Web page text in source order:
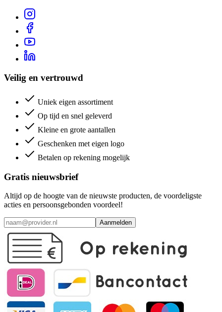
Veilig en vertrouwd
Uniek eigen assortiment
Op tijd en snel geleverd
Kleine en grote aantallen
Geschenken met eigen logo
Betalen op rekening mogelijk
Gratis nieuwsbrief
Altijd op de hoogte van de nieuwste producten, de voordeligste
acties en persoonsgebonden voordeel!
Aanmelden